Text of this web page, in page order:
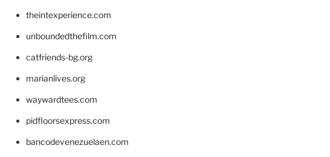
theintexperience.com
unboundedthefilm.com
catfriends-bg.org
marianlives.org
waywardtees.com
pidfloorsexpress.com
bancodevenezuelaen.com